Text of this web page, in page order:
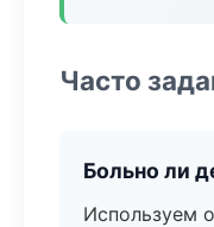
Часто
Больно ли
Используем